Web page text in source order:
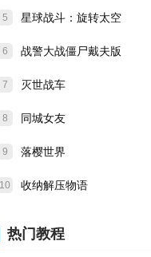
5 星球战斗：旋转太空
6 战警大战僵尸戴夫版
7 灭世战车
8 同城女友
9 落樱世界
10 收纳解压物语
热门教程